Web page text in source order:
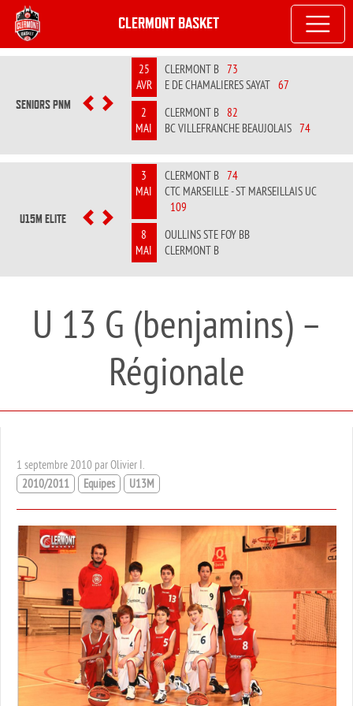
CLERMONT BASKET
SENIORS PNM PREVIOUS
NEXT
25
AVR
CLERMONT B 73
E DE CHAMALIERES SAYAT 67
2
MAI
CLERMONT B 82
BC VILLEFRANCHE BEAUJOLAIS 74
U15M ELITE PREVIOUS
NEXT
3
MAI
CLERMONT B 74
CTC MARSEILLE - ST MARSEILLAIS UC
109
8
MAI
OULLINS STE FOY BB
CLERMONT B
U 13 G (benjamins) –
Régionale
1 septembre 2010 par Olivier I.
2010/2011
Equipes U13M